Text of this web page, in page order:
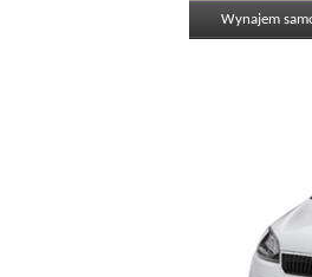
Wynajem